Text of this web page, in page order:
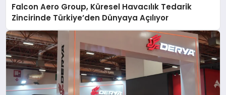
Falcon Aero Group, Küresel Havacılık Tedarik
Zincirinde Türkiye’den Dünyaya Açılıyor